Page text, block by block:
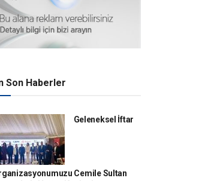
Son Haberler
Geleneksel İftar
Cemile Sultan